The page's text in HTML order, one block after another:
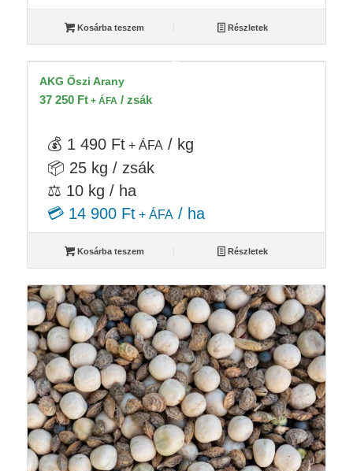
Kosárba teszem Részletek
AKG Őszi Arany
37 250 Ft+ ÁFA / zsák
💰 1 490 Ft+ ÁFA / kg
📦 25 kg / zsák
⚖️ 10 kg / ha
💳 14 900 Ft+ ÁFA/ ha
Kosárba teszem Részletek